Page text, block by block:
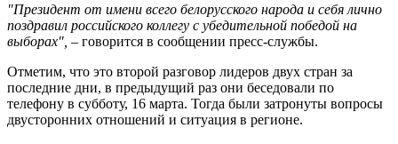
"Президент от имени всего белорусского народа и себя лично
поздравил российского коллегу с убедительной победой на
выборах", – говорится в сообщении пресс-службы.
Отметим, что это второй разговор лидеров двух стран за
последние дни, в предыдущий раз они беседовали по
телефону в субботу, 16 марта. Тогда были затронуты вопросы
двусторонних отношений и ситуация в регионе.